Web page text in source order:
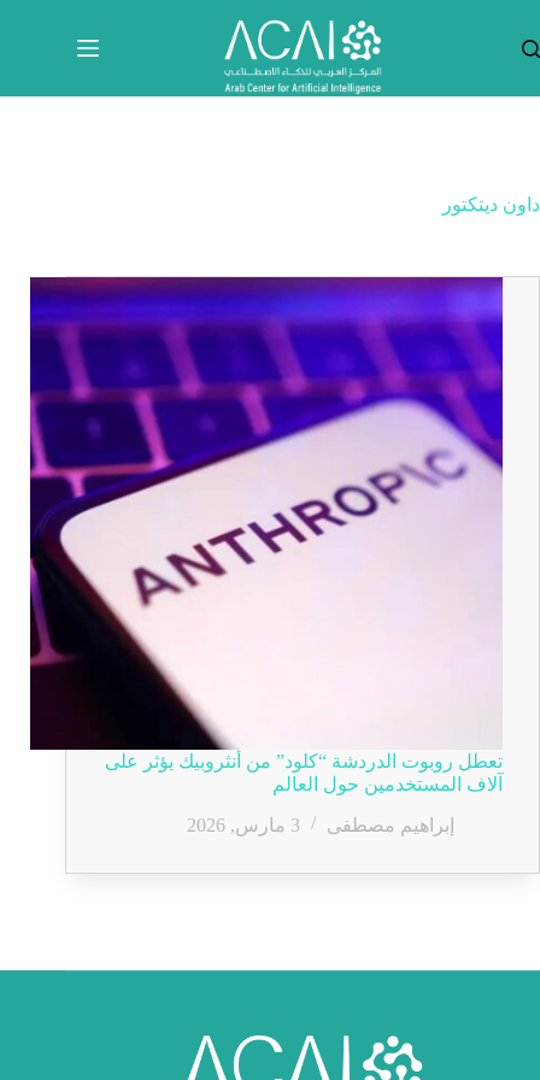
المحتوى
داون ديتكتور
تعطل روبوت الدردشة “كلود” من أنثروبيك يؤثر على
آلاف المستخدمين حول العالم
إبراهيم مصطفى
3 مارس, 2026